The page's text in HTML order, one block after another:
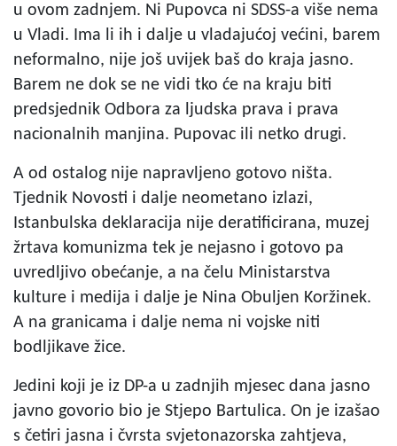
u ovom zadnjem. Ni Pupovca ni SDSS-a više nema
u Vladi. Ima li ih i dalje u vladajućoj većini, barem
neformalno, nije još uvijek baš do kraja jasno.
Barem ne dok se ne vidi tko će na kraju biti
predsjednik Odbora za ljudska prava i prava
nacionalnih manjina. Pupovac ili netko drugi.
A od ostalog nije napravljeno gotovo ništa.
Tjednik Novosti i dalje neometano izlazi,
Istanbulska deklaracija nije deratificirana, muzej
žrtava komunizma tek je nejasno i gotovo pa
uvredljivo obećanje, a na čelu Ministarstva
kulture i medija i dalje je Nina Obuljen Koržinek.
A na granicama i dalje nema ni vojske niti
bodljikave žice.
Jedini koji je iz DP-a u zadnjih mjesec dana jasno
javno govorio bio je Stjepo Bartulica. On je izašao
s četiri jasna i čvrsta svjetonazorska zahtjeva,